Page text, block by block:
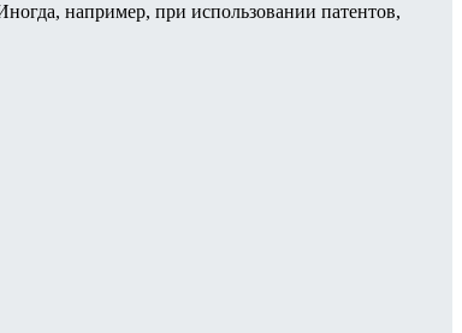
например, при использовании патентов,